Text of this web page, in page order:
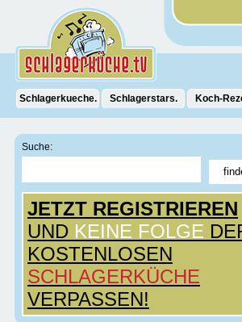
Schlagerkueche. Schlagerstars. Koch-
Suche:
JETZT REGISTRIEREN
UND KEINE FOLGE
KOSTENLOSEN
SCHLAGERKÜCHE
VERPASSEN!